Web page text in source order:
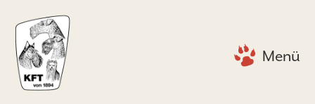
Menü